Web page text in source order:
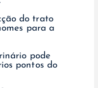
pode
pontos do